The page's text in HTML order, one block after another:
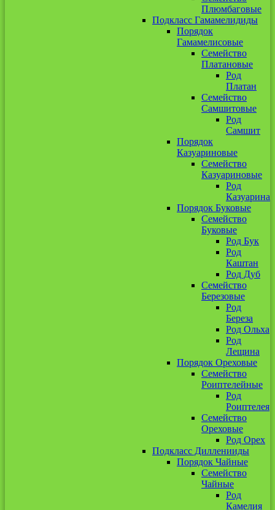
Плюмбаговые
Подкласс Гамамелидиды
Порядок
Гамамелисовые
Семейство
Платановые
Род
Платан
Семейство
Самшитовые
Род
Самшит
Порядок
Казуариновые
Семейство
Казуариновые
Род
Казуарина
Порядок Буковые
Семейство
Буковые
Род Бук
Род
Каштан
Род Дуб
Семейство
Березовые
Род
Береза
Род Ольха
Род
Лещина
Порядок Ореховые
Семейство
Роиптелейные
Род
Роиптелея
Семейство
Ореховые
Род Орех
Подкласс Дилленииды
Порядок Чайные
Семейство
Чайные
Род
Камелия